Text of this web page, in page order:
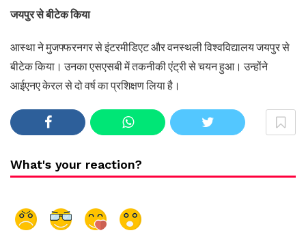
जयपुर से बीटेक किया
आस्था ने मुजफ्फरनगर से इंटरमीडिएट और वनस्थली विश्वविद्यालय जयपुर से
बीटेक किया। उनका एसएसबी में तकनीकी एंट्री से चयन हुआ। उन्होंने
आईएनए केरल से दो वर्ष का प्रशिक्षण लिया है।
What's your reaction?